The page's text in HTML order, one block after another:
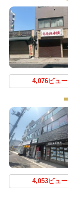
4,076ビュー
4,053ビュー